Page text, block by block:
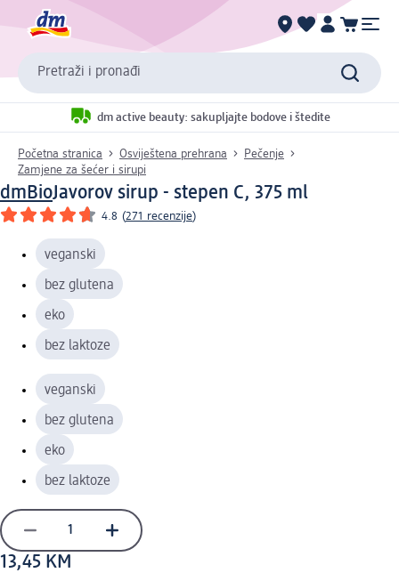
Pretraži i pronađi
dm active beauty: sakupljajte bodove i štedite
Početna stranica Osviještena prehrana
Pečenje
Zamjene za šećer i sirupi
dmBioJavorov sirup - stepen C, 375 ml
4.8 (271 recenzije)
veganski
bez glutena
eko
bez laktoze
veganski
bez glutena
eko
bez laktoze
13,45 KM